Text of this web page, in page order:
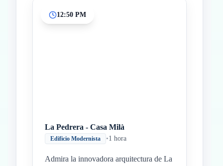
12:50 PM
La Pedrera - Casa Milà
Edificio Modernista •1 hora
Admira la innovadora arquitectura de La